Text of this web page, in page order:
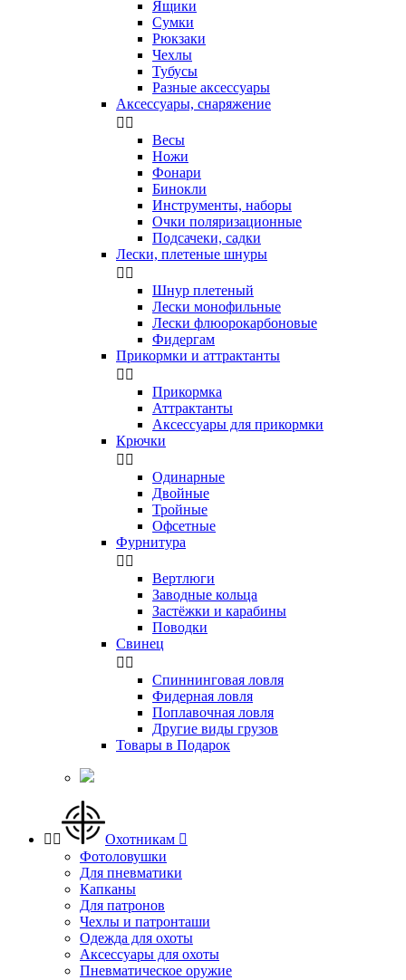
Ящики
Сумки
Рюкзаки
Чехлы
Тубусы
Разные аксессуары
Аксессуары, снаряжение
 
Весы
Ножи
Фонари
Бинокли
Инструменты, наборы
Очки поляризационные
Подсачеки, садки
Лески, плетеные шнуры
 
Шнур плетеный
Лески монофильные
Лески флюорокарбоновые
Фидергам
Прикормки и аттрактанты
 
Прикормка
Аттрактанты
Аксессуары для прикормки
Крючки
 
Одинарные
Двойные
Тройные
Офсетные
Фурнитура
 
Вертлюги
Заводные кольца
Застёжки и карабины
Поводки
Свинец
 
Спиннинговая ловля
Фидерная ловля
Поплавочная ловля
Другие виды грузов
Товары в Подарок
  Охотникам 
Фотоловушки
Для пневматики
Капканы
Для патронов
Чехлы и патронташи
Одежда для охоты
Аксессуары для охоты
Пневматическое оружие